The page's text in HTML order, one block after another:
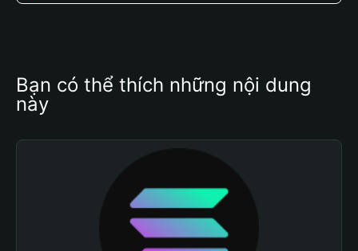
Bạn có thể thích những nội dung
này